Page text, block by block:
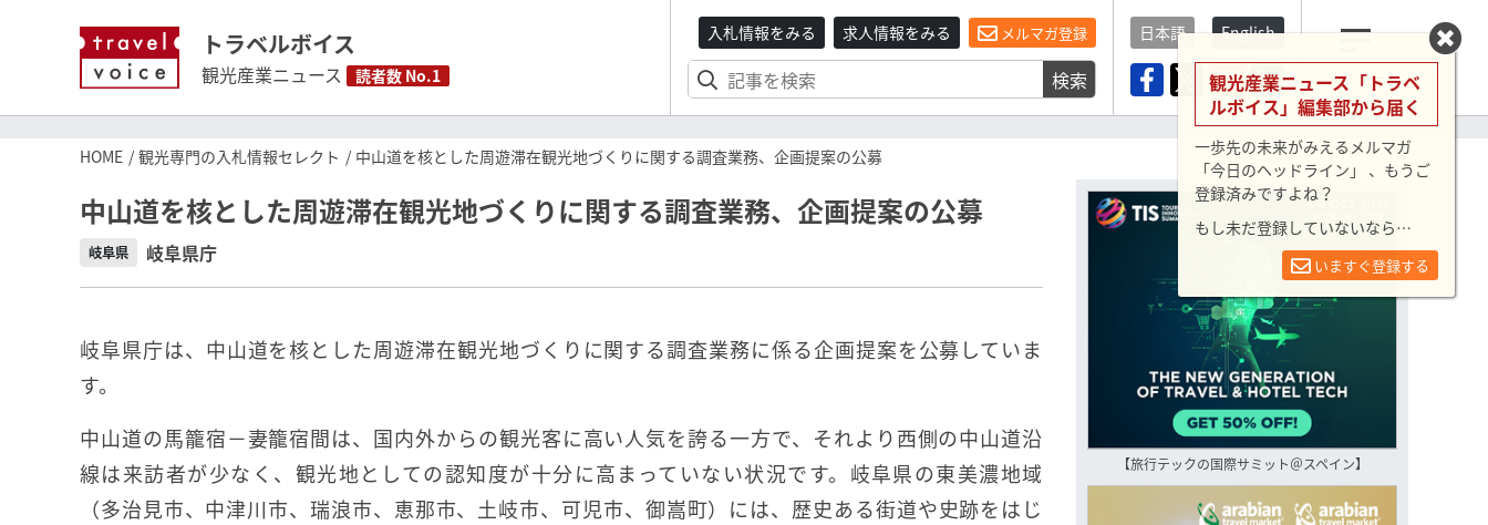
トラベルボイス
観光産業ニュース 読者数 No.1
入札情報をみる 求人情報をみる メルマガ登録
検索
日本語 English
メニュー
HOME 観光専門の入札情報セレクト 中山道を核とした周遊滞在観光地づくりに関する調査業務、企画提案の公募
中山道を核とした周遊滞在観光地づくりに関する調査業務、企画提案の公募
岐阜県 岐阜県庁
岐阜県庁は、中山道を核とした周遊滞在観光地づくりに関する調査業務に係る企画提案を公募していま
す。
中山道の馬籠宿－妻籠宿間は、国内外からの観光客に高い人気を誇る一方で、それより西側の中山道沿
線は来訪者が少なく、観光地としての認知度が十分に高まっていない状況です。岐阜県の東美濃地域
（多治見市、中津川市、瑞浪市、恵那市、土岐市、可児市、御嵩町）には、歴史ある街道や史跡をはじ
【旅行テックの国際サミット＠スペイン】
観光産業ニュース「トラベ
ルボイス」編集部から届く
一歩先の未来がみえるメルマガ
「今日のヘッドライン」 、もうご
登録済みですよね？
もし未だ登録していないなら…
いますぐ登録する